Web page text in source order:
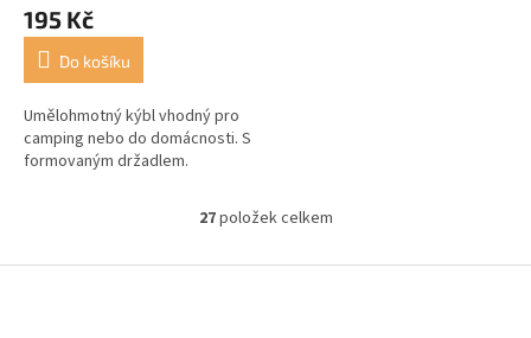
195 Kč
Do košíku
Umělohmotný kýbl vhodný pro
camping nebo do domácnosti. S
formovaným držadlem.
O
l
27položek celkem